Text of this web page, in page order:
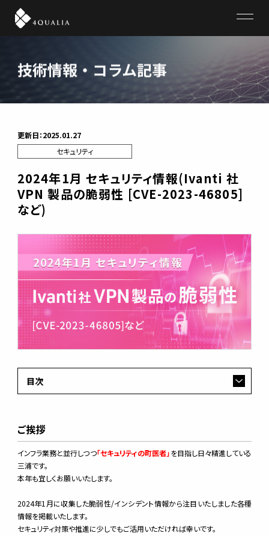
技術情報・コラム記事
更新日：2025.01.27
セキュリティ
2024年1月 セキュリティ情報(Ivanti 社
VPN 製品の脆弱性 [CVE-2023-46805]
など)
目次
ご挨拶
インフラ業務と並行しつつ「セキュリティの町医者」を目指し日々精進している
三浦です。
本年も宜しくお願いいたします。
2024年1月に収集した脆弱性/インシデント情報から注目いたしました各種
情報を掲載いたします。
セキュリティ対策や推進に少しでもご活用いただければ幸いです。